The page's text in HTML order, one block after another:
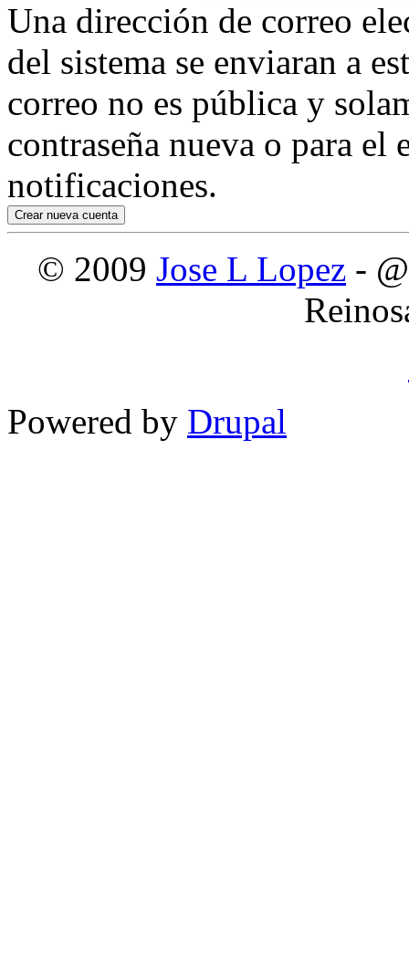
Una dirección de correo
del sistema se enviaran a
correo no es pública y
contraseña nueva o para
notificaciones.
© 2009 Jose L Lopez -
Powered by Drupal